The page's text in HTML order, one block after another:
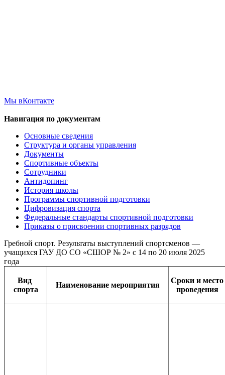
Мы вКонтакте
Навигация по документам
Основные сведения
Структура и органы управления
Документы
Спортивные объекты
Сотрудники
Антидопинг
История школы
Программы спортивной подготовки
Цифровизация спорта
Федеральные стандарты спортивной подготовки
Приказы о присвоении спортивных разрядов
Гребной спорт. Результаты выступлений спортсменов —
учащихся ГАУ ДО СО «СШОР № 2» с 14 по 20 июля 2025
года
Вид
спорта
Наименование мероприятия
Сроки и место
проведения